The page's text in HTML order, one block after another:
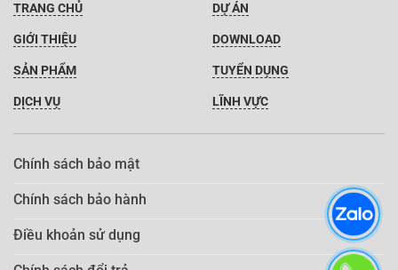
TRANG CHỦ
GIỚI THIỆU
SẢN PHẨM
DỊCH VỤ
DỰ ÁN
DOWNLOAD
TUYỂN DỤNG
LĨNH VỰC
Chính sách bảo mật
Chính sách bảo hành
Điều khoản sử dụng